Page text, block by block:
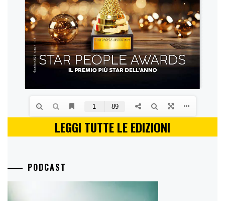
LEGGI TUTTE LE EDIZIONI
PODCAST